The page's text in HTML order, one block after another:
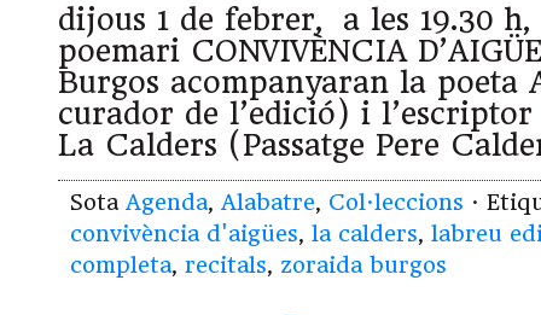
dijous 1 de febrer, a les 19.30
poemari CONVIVÈNCIA
Burgos acompanyaran la poeta
curador de l’edició) i l’escriptor
La Calders (Passatge Pere
Sota Agenda, Alabatre, Col·leccions ·
convivència d'aigües, la calders, labreu
completa, recitals, zoraida burgos